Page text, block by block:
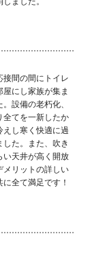
接間の間にトイレ
にし家族が集ま
設備の老朽化、
全てを一新したか
えし寒く快適に過
した。また、吹き
い天井が高く開放
メリットの詳しい
全て満足です！